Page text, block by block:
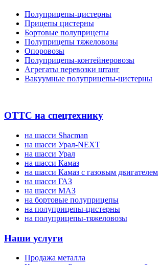
Полуприцепы-цистерны
Прицепы цистерны
Бортовые полуприцепы
Полуприцепы тяжеловозы
Опоровозы
Полуприцепы-контейнеровозы
Агрегаты перевозки штанг
Вакуумные полуприцепы-цистерны
ОТТС на спецтехнику
на шасси Shacman
на шасси Урал-NEXT
на шасси Урал
на шасси Камаз
на шасси Камаз с газовым двигателем
на шасси ГАЗ
на шасси МАЗ
на бортовые полуприцепы
на полуприцепы-цистерны
на полуприцепы-тяжеловозы
Наши услуги
Продажа металла